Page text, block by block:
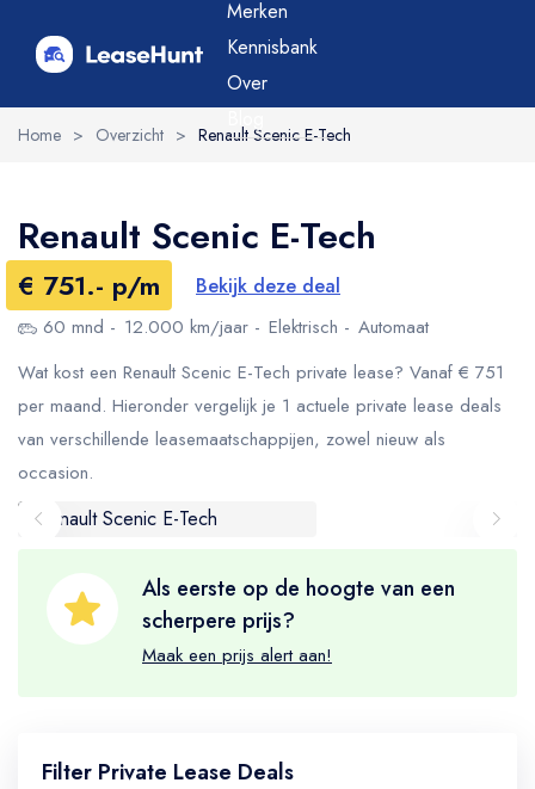
Merken
Kennisbank
Over
Home > Overzicht > Renault Scenic E-Tech
Renault Scenic E-Tech
€ 751.- p/m Bekijk deze deal
60 mnd 12.000 km/jaar Elektrisch
Automaat
Wat kost een Renault Scenic E-Tech private lease? Vanaf € 751
per maand. Hieronder vergelijk je 1 actuele private lease deals
van verschillende leasemaatschappijen, zowel nieuw als
occasion.
Als eerste op de hoogte van een
scherpere prijs?
Maak een prijs alert aan!
Filter Private Lease Deals